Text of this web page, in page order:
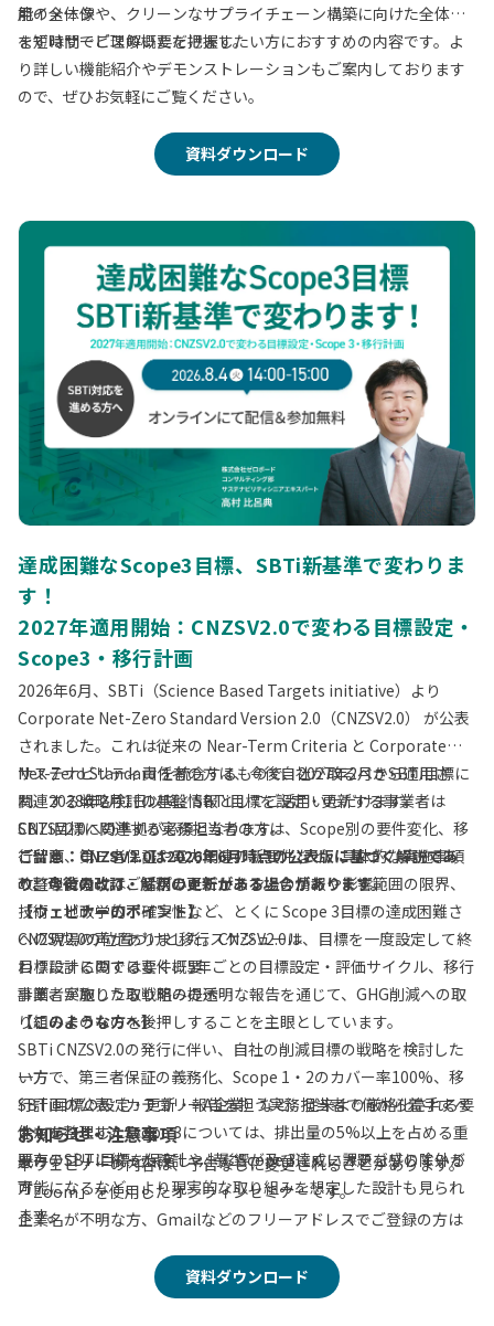
能の全体像
用イメージや、クリーンなサプライチェーン構築に向けた全体像
を短時間でご理解いただけます。
まずはサービスの概要を把握したい方におすすめの内容です。よ
り詳しい機能紹介やデモンストレーションもご案内しております
ので、ぜひお気軽にご覧ください。
資料ダウンロード
達成困難なScope3目標、SBTi新基準で変わりま
す！
2027年適用開始：CNZSV2.0で変わる目標設定・
Scope3・移行計画
2026年6月、SBTi（Science Based Targets initiative）より
Corporate Net-Zero Standard Version 2.0（CNZSV2.0） が公表
されました。これは従来の Near-Term Criteria と Corporate
Net-Zero Standard を統合するもので、2027年2月から適用さ
れ、2028年2月1日以降、SBTi目標を設定・更新する事業者は
CNZSV2.0への準拠が必須となります。
改訂の背景には、サプライチェーン上の情報や影響範囲の限界、
技術・地政学的不確実性など、とくに Scope 3目標の達成困難さ
への現場の声がありました。CNZSV2.0は、目標を一度設定して終
わりにするのではなく、5年ごとの目標設定・評価サイクル、移行
計画、実施した取り組みの透明な報告を通じて、GHG削減への取
り組みそのものを後押しすることを主眼としています。
一方で、第三者保証の義務化、Scope 1・2のカバー率100%、移
行計画の公表（カテゴリーA企業）など、従来より厳格化される要
件もあります。Scope 3については、排出量の5%以上を占める重
要カテゴリに絞った設計や、影響が及びにくいカテゴリの除外が
可能になるなど、より現実的な取り組みを想定した設計も見られ
ます。
本ウェビナーでは、ゼロボードのコンサルタント 高村が公表文書
をもとに整理した CNZSV2.0の全体像 を、制度の位置づけ、企業
サステナビリティ責任者の方は、今後自社が取るべきSBTi目標に
関連する戦略検討の基盤情報としてご活用いただけます。
SBTi目標に関連する実務担当者の方は、Scope別の要件変化、移
行計画、第三者保証や電力関連の新要件など、具体的な実施事項
の整理に向けてご活用いただけます。
ご留意：CNZSV2.0は2026年6月時点の公表版に基づく解説であ
り、今後の改訂・解釈の更新がある場合があります。
【ウェビナーのポイント】
CNZSV2.0の位置づけと移行スケジュール
目標設計に関する要件概要
事業者が取りうる戦略の提示
【このような方へ】
SBTi CNZSV2.0の発行に伴い、自社の削減目標の戦略を検討した
い方
SBTi目標の設定・更新・報告を担う実務担当者で何から着手すべ
きかを整理したい方
既存のSBTi目標を保有し、特にScope 3達成に課題を感じている
方
お知らせ・注意事項
本ウェビナーの内容は、予告なしに変更されることがあります。
「Zoom」を使用したオンラインセミナーです。
企業名が不明な方、Gmailなどのフリーアドレスでご登録の方は
当社と競合・同業にあたる企業の方、個人としての参加はお断り
をさせていただきます。
資料ダウンロード